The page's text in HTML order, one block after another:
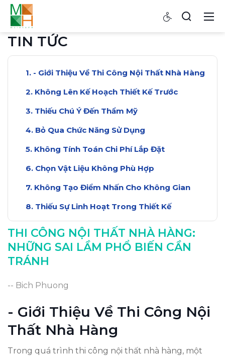
TIN TỨC
- Giới Thiệu Về Thi Công Nội Thất Nhà Hàng
Không Lên Kế Hoạch Thiết Kế Trước
Thiếu Chú Ý Đến Thẩm Mỹ
Bỏ Qua Chức Năng Sử Dụng
Không Tính Toán Chi Phí Lắp Đặt
Chọn Vật Liệu Không Phù Hợp
Không Tạo Điểm Nhấn Cho Không Gian
Thiếu Sự Linh Hoạt Trong Thiết Kế
Kết Luận: Hướng Đến Thành Công Bền Vững
THI CÔNG NỘI THẤT NHÀ HÀNG:
NHỮNG SAI LẦM PHỔ BIẾN CẦN
TRÁNH
-- Bich Phuong
- Giới Thiệu Về Thi Công Nội
Thất Nhà Hàng
Trong quá trình thi công nội thất nhà hàng, một